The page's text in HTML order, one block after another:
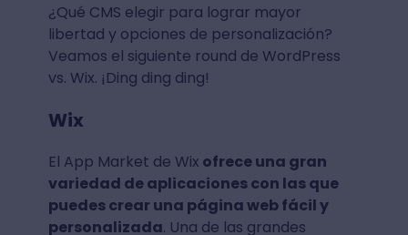
¿Qué CMS elegir para lograr mayor
libertad y opciones de personalización?
Veamos el siguiente round de WordPress
vs. Wix. ¡Ding ding ding!
Wix
El App Market de Wix ofrece una gran
variedad de aplicaciones con las que
puedes crear una página web fácil y
personalizada. Una de las grandes